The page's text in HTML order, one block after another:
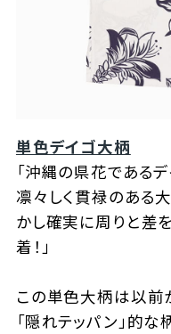
単色デイゴ大柄
「沖縄の県花である
凛々しく貫禄のある
かし確実に周りと差
着！」
この単色大柄は以前
「隠れテッパン」的